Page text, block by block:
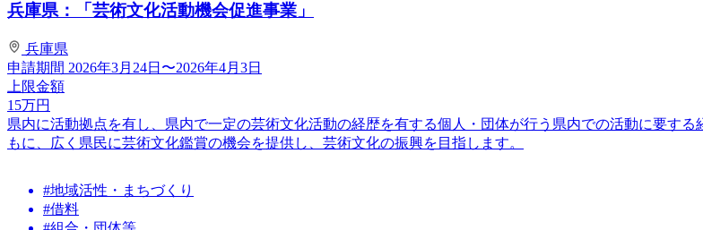
兵庫県：「芸術文化活動機会促進事業」
兵庫県
申請期間 2026年3月24日〜2026年4月3日
上限金額
15万円
県内に活動拠点を有し、県内で一定の芸術文化活動の経歴を有する個人・団体が行う県内での活動に要す
もに、広く県民に芸術文化鑑賞の機会を提供し、芸術文化の振興を目指します。
#地域活性・まちづくり
#借料